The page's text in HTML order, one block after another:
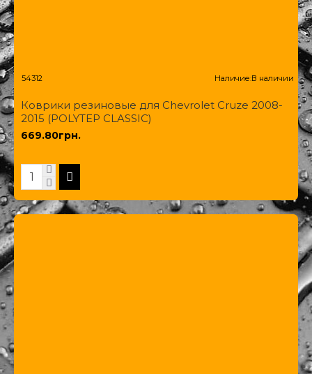
54312 Наличие:В наличии
Коврики резиновые для Chevrolet Cruze 2008-
2015 (POLYTEP CLASSIC)
669.80грн.